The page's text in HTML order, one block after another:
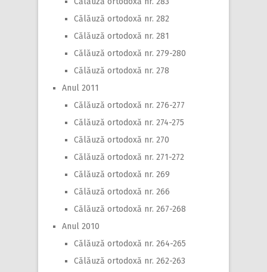
Călăuză ortodoxă nr. 282
Călăuză ortodoxă nr. 281
Călăuză ortodoxă nr. 279-280
Călăuză ortodoxă nr. 278
Anul 2011
Călăuză ortodoxă nr. 276-277
Călăuză ortodoxă nr. 274-275
Călăuză ortodoxă nr. 270
Călăuză ortodoxă nr. 271-272
Călăuză ortodoxă nr. 269
Călăuză ortodoxă nr. 266
Călăuză ortodoxă nr. 267-268
Anul 2010
Călăuză ortodoxă nr. 264-265
Călăuză ortodoxă nr. 262-263